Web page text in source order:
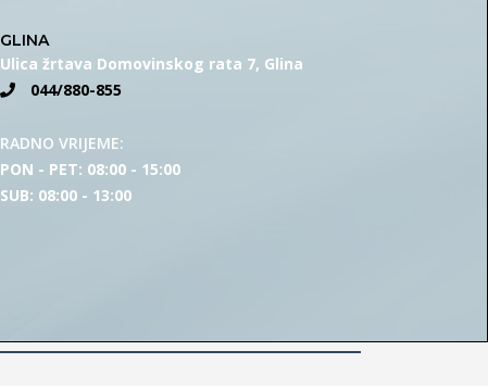
GLINA
Ulica žrtava Domovinskog rata 7, Glina
044/880-855
RADNO VRIJEME:
PON - PET: 08:00 - 15:00
SUB: 08:00 - 13:00